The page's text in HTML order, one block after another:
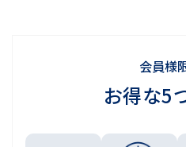
会員様
お得な5